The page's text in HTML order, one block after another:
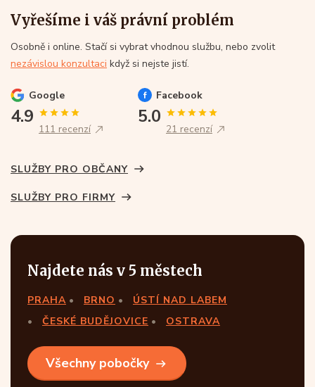
Vyřešíme i váš právní problém
Osobně i online. Stačí si vybrat vhodnou službu, nebo zvolit
nezávislou konzultaci když si nejste jistí.
Google
4.9
111 recenzí
Facebook
5.0
21 recenzí
SLUŽBY PRO OBČANY
SLUŽBY PRO FIRMY
Najdete nás v 5 městech
PRAHA BRNO
ÚSTÍ NAD LABEM
ČESKÉ BUDĚJOVICE
OSTRAVA
Všechny pobočky